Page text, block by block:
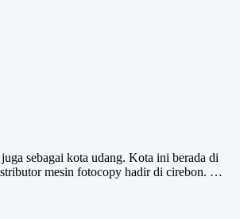
sebagai kota udang. Kota ini berada di
mesin fotocopy hadir di cirebon. …